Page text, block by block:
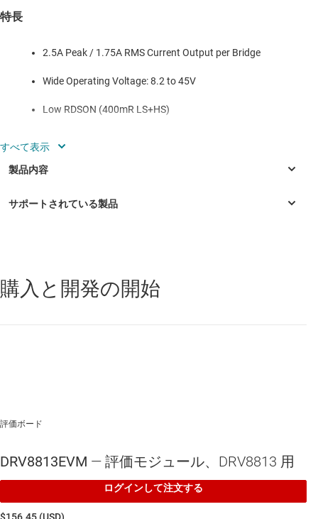
特長
2.5A Peak / 1.75A RMS Current Output per Bridge
Wide Operating Voltage: 8.2 to 45V
Low RDSON (400mR LS+HS)
Supports 256 and Greater Microsteps with External
Thermal and Short Circuit Protection
Includes a MSP430F1612 MCU for Signaling and
DRV8813 —電流レギュレーション機能搭載、45V、2.5A、バイポ
ーラ ステッパまたはデュアル H ブリッジ モーター ドライバ
購入と開発の開始
評価ボード
DRV8813EVM — 評価モジュール、DRV8813 用
ログインして注文する
$156.45 (USD)